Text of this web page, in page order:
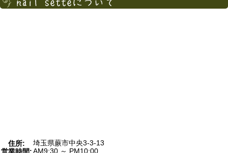
住所:
埼玉県蕨市中央3-3-13
AM9:30 ～ PM10:00